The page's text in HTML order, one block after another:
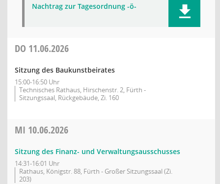
Nachtrag zur Tagesordnung -ö-
DO 11.06.2026
Sitzung des Baukunstbeirates
15:00-16:50 Uhr
Technisches Rathaus, Hirschenstr. 2, Fürth -
Sitzungssaal, Rückgebäude, Zi. 160
MI 10.06.2026
Sitzung des Finanz- und Verwaltungsausschusses
14:31-16:01 Uhr
Rathaus, Königstr. 88, Fürth - Großer Sitzungssaal (Zi.
203)